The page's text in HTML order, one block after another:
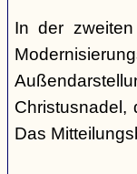
In der
Christusnadel,
Das